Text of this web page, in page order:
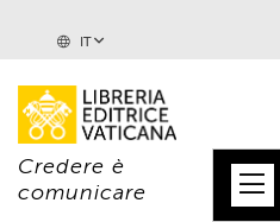
IT
Credere è
comunicare